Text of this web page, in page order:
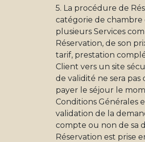
5. La procédure de
catégorie de chambre
plusieurs Services
Réservation, de son
tarif, prestation
Client vers un site
de validité ne sera
payer le séjour le
Conditions Générales
validation de la
compte ou non de sa
Réservation est prise